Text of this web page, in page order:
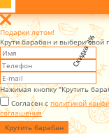
Скидка 3%
Подарки летом!
Крути барабан и выбери свой
Нажимая кнопку "Крутить
Согласен с политикой
соглашения
Крутить барабан